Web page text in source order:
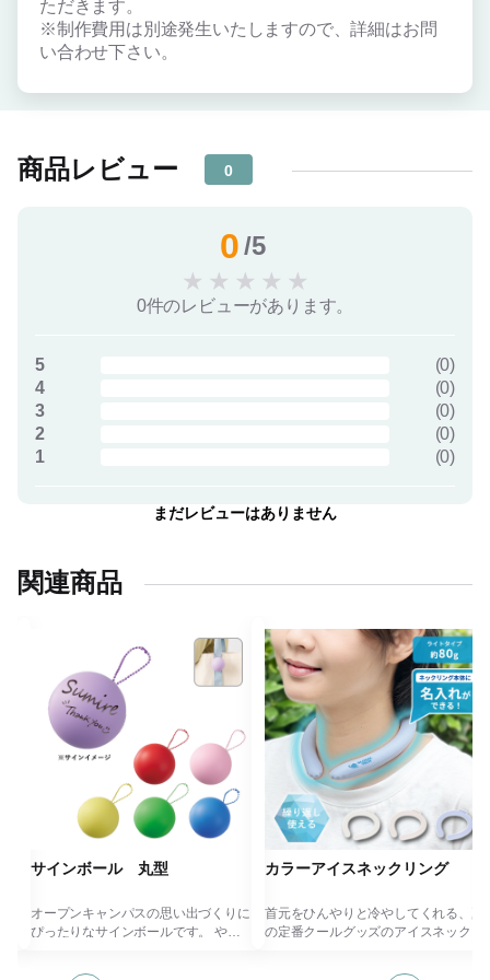
ただきます。
※制作費用は別途発生いたしますので、詳細はお問
い合わせ下さい。
商品レビュー 0
0/5
★ ★ ★ ★ ★
0件のレビューがあります。
5 (0)
4
(0)
3
(0)
2
(0)
1
(0)
まだレビューはありません
関連商品
サインボール 丸型
オープンキャンパスの思い出づくりに
ぴったりなサインボールです。 やわ
カラーアイスネックリング
首元をひんやりと冷やしてくれる、夏
の定番クールグッズのアイスネックリ